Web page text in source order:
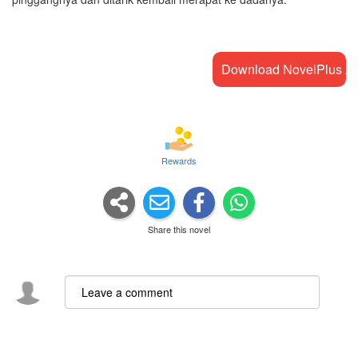
Download NovelPlus
Rewards
Share this novel